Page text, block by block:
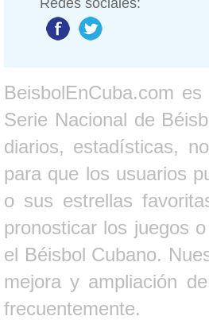
Redes sociales:
BeisbolEnCuba.com
Serie Nacional de
diarios, estadísticas,
para que los usuarios
o sus estrellas
pronosticar los juegos
el Béisbol Cubano.
mejora y ampliación
frecuentemente.